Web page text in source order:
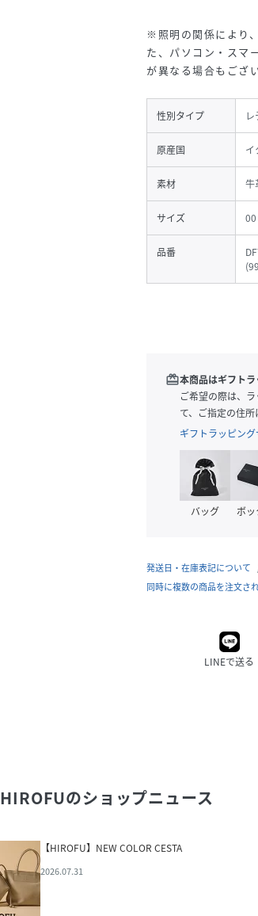
※照明の関係により
た、パソコン・スマ
が異なる場合もござ
性別タイプ レ
原産国 イ
素材 牛
サイズ 00
品番
(
redeem本商品はギフトラ
ご希望の際は、
て、ご指定の住所
ギフトラッピン
バッグ ボ
発送日・在庫表記について
同時に複数の商品を注文さ
LINEで送る
HIROFUのショップニュース
【HIROFU】NEW COLOR CESTA
2026.07.31